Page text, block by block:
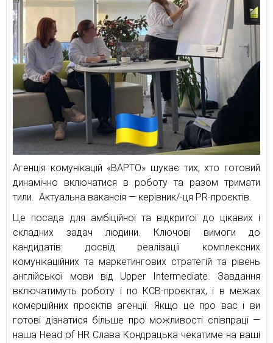
Агенція комунікацій «ВАРТО» шукає тих, хто готовий
динамічно включатися в роботу та разом тримати
тили. Актуальна вакансія — керівник/-ця PR-проєктів.
Це посада для амбіційної та відкритої до цікавих і
складних задач людини. Ключові вимоги до
кандидатів: досвід реалізації комплексних
комунікаційних та маркетингових стратегій та рівень
англійської мови від Upper Intermediate. Завдання
включатимуть роботу і по КСВ-проєктах, і в межах
комерційних проєктів агенції. Якщо це про вас і ви
готові дізнатися більше про можливості співпраці —
наша Head of HR Слава Кондрацька чекатиме на ваші